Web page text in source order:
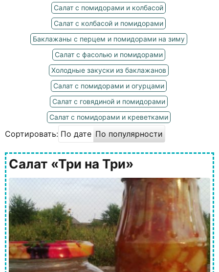
Салат с помидорами и колбасой
Салат с колбасой и помидорами
Баклажаны с перцем и помидорами на зиму
Салат с фасолью и помидорами
Холодные закуски из баклажанов
Салат с помидорами и огурцами
Салат с говядиной и помидорами
Салат с помидорами и креветками
Сортировать: По дате По популярности
Салат «Три на Три»